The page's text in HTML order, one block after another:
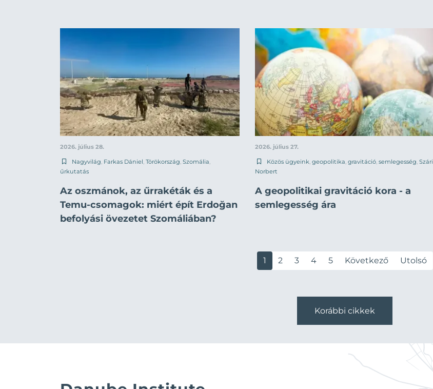
2026. július 28.
Nagyvilág Farkas Dániel Törökország Szomália
űrkutatás
Az oszmánok, az űrrakéták és a
Temu-csomagok: miért épít Erdoğan
befolyási övezetet Szomáliában?
2026. július 27.
Közös ügyeink geopolitika gravitáció semlegesség Szári
Norbert
A geopolitikai gravitáció kora - a
semlegesség ára
1 2 3 4 5 Következő Utolsó
Korábbi cikkek